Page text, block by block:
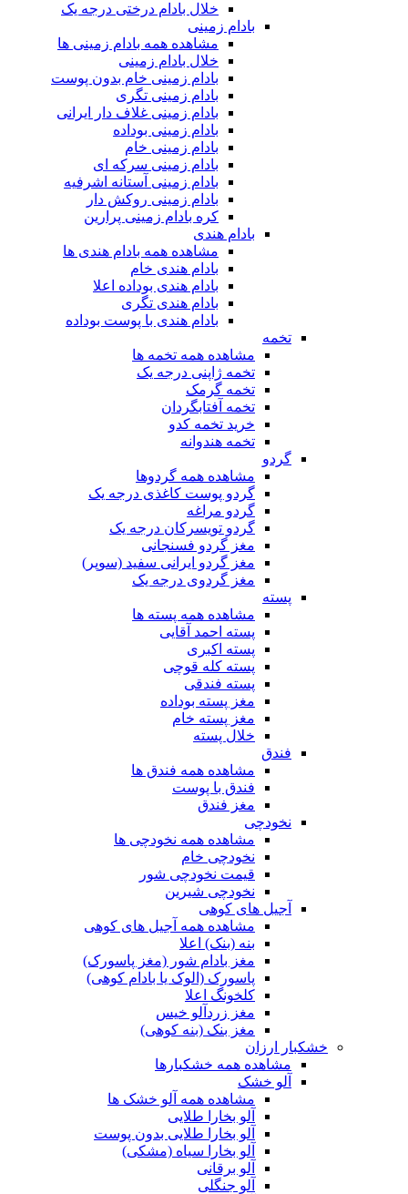
خلال بادام درختی درجه یک
بادام زمینی
مشاهده همه بادام زمینی ها
خلال بادام زمینی
بادام زمینی خام بدون پوست
بادام زمینی تگری
بادام زمینی غلاف دار ایرانی
بادام زمینی بوداده
بادام زمینی خام
بادام زمینی سرکه ای
بادام زمینی آستانه اشرفیه
بادام زمینی روکش دار
کره بادام زمینی پرارین
بادام هندی
مشاهده همه بادام هندی ها
بادام هندی خام
بادام هندی بوداده اعلا
بادام هندی تگری
بادام هندی با پوست بوداده
تخمه
مشاهده همه تخمه ها
تخمه ژاپنی درجه یک
تخمه گرمک
تخمه آفتابگردان
خرید تخمه کدو
تخمه هندوانه
گردو
مشاهده همه گردوها
گردو پوست کاغذی درجه یک
گردو مراغه
گردو تویسرکان درجه یک
مغز گردو فسنجانی
مغز گردو ایرانی سفید (سوپر)
مغز گردوی درجه یک
پسته
مشاهده همه پسته ها
پسته احمد آقایی
پسته اکبری
پسته کله قوچی
پسته فندقی
مغز پسته بوداده
مغز پسته خام
خلال پسته
فندق
مشاهده همه فندق ها
فندق با پوست
مغز فندق
نخودچی
مشاهده همه نخودچی ها
نخودچی خام
قیمت نخودچی شور
نخودچی شیرین
آجیل های کوهی
مشاهده همه آجیل های کوهی
بنه (بنک) اعلا
مغز بادام شور (مغز پاسورک)
پاسورک (الوک یا بادام کوهی)
کلخونگ اعلا
مغز زردآلو خیس
مغز بنک (بنه کوهی)
خشکبار ارزان
مشاهده همه خشکبارها
آلو خشک
مشاهده همه آلو خشک ها
آلو بخارا طلایی
آلو بخارا طلایی بدون پوست
آلو بخارا سیاه (مشکی)
آلو برقانی
آلو جنگلی